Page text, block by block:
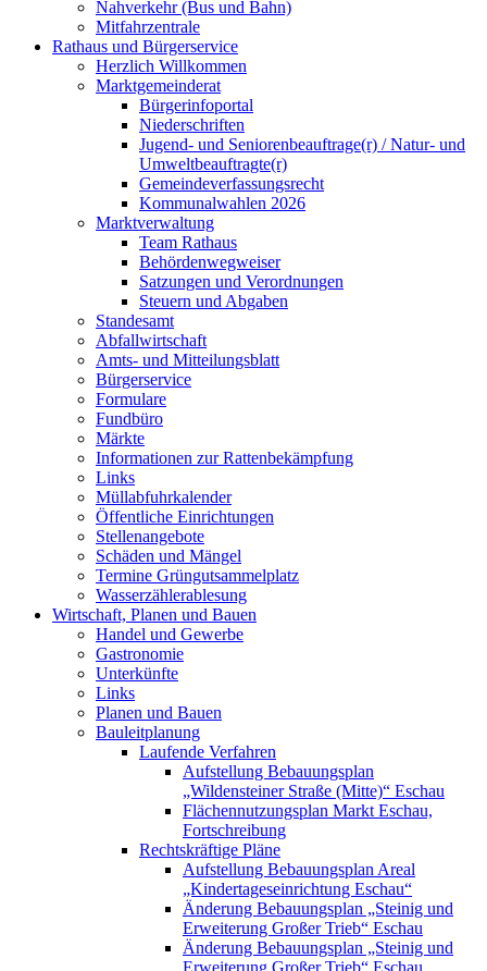
Nahverkehr (Bus und Bahn)
Mitfahrzentrale
Rathaus und Bürgerservice
Herzlich Willkommen
Marktgemeinderat
Bürgerinfoportal
Niederschriften
Jugend- und Seniorenbeauftrage(r) / Natur- und
Umweltbeauftragte(r)
Gemeindeverfassungsrecht
Kommunalwahlen 2026
Marktverwaltung
Team Rathaus
Behördenwegweiser
Satzungen und Verordnungen
Steuern und Abgaben
Standesamt
Abfallwirtschaft
Amts- und Mitteilungsblatt
Bürgerservice
Formulare
Fundbüro
Märkte
Informationen zur Rattenbekämpfung
Links
Müllabfuhrkalender
Öffentliche Einrichtungen
Stellenangebote
Schäden und Mängel
Termine Grüngutsammelplatz
Wasserzählerablesung
Wirtschaft, Planen und Bauen
Handel und Gewerbe
Gastronomie
Unterkünfte
Links
Planen und Bauen
Bauleitplanung
Laufende Verfahren
Aufstellung Bebauungsplan
„Wildensteiner Straße (Mitte)“ Eschau
Flächennutzungsplan Markt Eschau,
Fortschreibung
Rechtskräftige Pläne
Aufstellung Bebauungsplan Areal
„Kindertageseinrichtung Eschau“
Änderung Bebauungsplan „Steinig und
Erweiterung Großer Trieb“ Eschau
Änderung Bebauungsplan „Steinig und
Erweiterung Großer Trieb“ Eschau,